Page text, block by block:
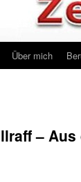
Über mich
–